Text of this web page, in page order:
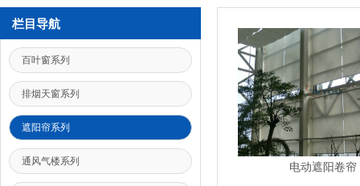
栏目导航
百叶窗系列
排烟天窗系列
遮阳帘系列
通风气楼系列 电动遮阳卷帘